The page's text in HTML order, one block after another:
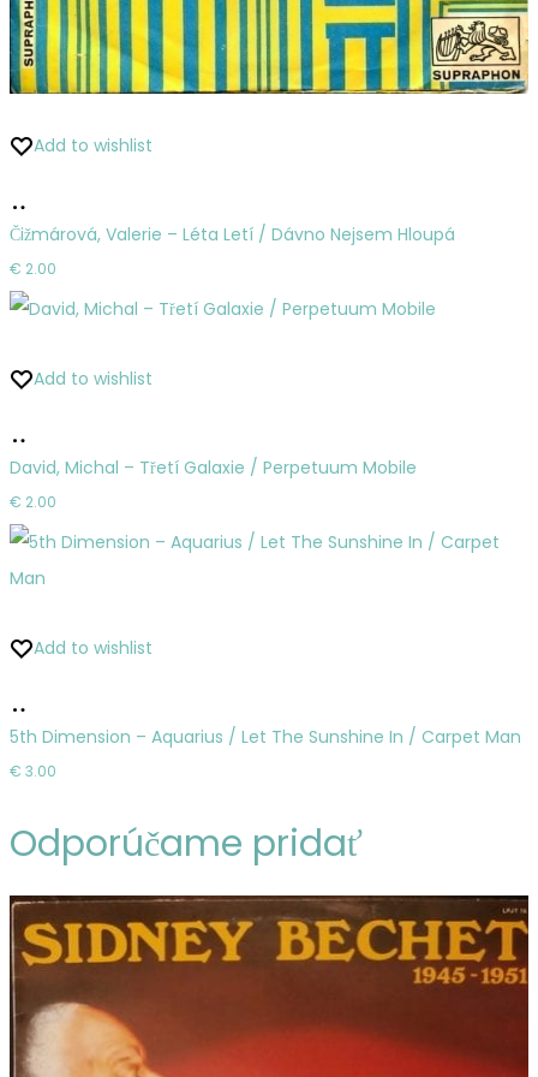
Add to wishlist
do
košíka
Čižmárová, Valerie – Léta Letí / Dávno Nejsem Hloupá
€ 2.00
Add to wishlist
do
košíka
David, Michal – Třetí Galaxie / Perpetuum Mobile
€ 2.00
Add to wishlist
do
košíka
5th Dimension – Aquarius / Let The Sunshine In / Carpet Man
€ 3.00
Odporúčame pridať